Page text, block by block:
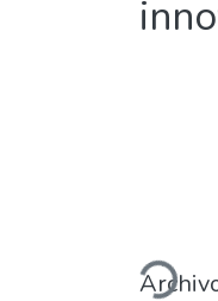
Cargando...